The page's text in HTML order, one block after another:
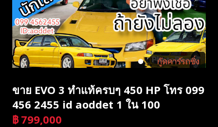
ขาย EVO 3 ทำแท้ครบๆ 450 HP โทร 099
456 2455 id aoddet 1 ใน 100
฿ 799,000